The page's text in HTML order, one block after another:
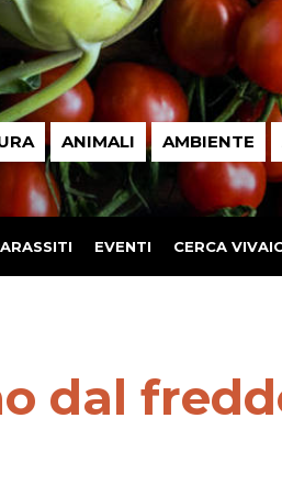
ANIMALI AMBIENTE
EVENTI CERCA
dal